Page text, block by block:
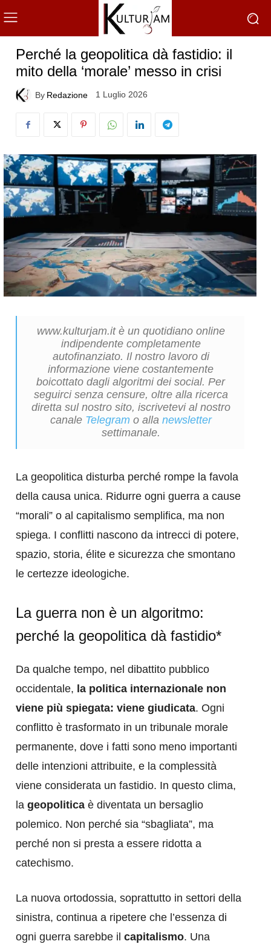
Perché la geopolitica dà fastidio: il
mito della ‘morale’ messo in crisi
By Redazione 1 Luglio 2026
www.kulturjam.it è un quotidiano online
indipendente completamente
autofinanziato. Il nostro lavoro di
informazione viene costantemente
boicottato dagli algoritmi dei social. Per
seguirci senza censure, oltre alla ricerca
diretta sul nostro sito, iscrivetevi al nostro
canale Telegram o alla newsletter
settimanale.
La geopolitica disturba perché rompe la favola
della causa unica. Ridurre ogni guerra a cause
“morali” o al capitalismo semplifica, ma non
spiega. I conflitti nascono da intrecci di potere,
spazio, storia, élite e sicurezza che smontano
le certezze ideologiche.
La guerra non è un algoritmo:
perché la geopolitica dà fastidio*
Da qualche tempo, nel dibattito pubblico
occidentale, la politica internazionale non
viene più spiegata: viene giudicata. Ogni
conflitto è trasformato in un tribunale morale
permanente, dove i fatti sono meno importanti
delle intenzioni attribuite, e la complessità
viene considerata un fastidio. In questo clima,
la geopolitica è diventata un bersaglio
polemico. Non perché sia “sbagliata”, ma
perché non si presta a essere ridotta a
catechismo.
La nuova ortodossia, soprattutto in settori della
sinistra, continua a ripetere che l’essenza di
ogni guerra sarebbe il capitalismo. Una